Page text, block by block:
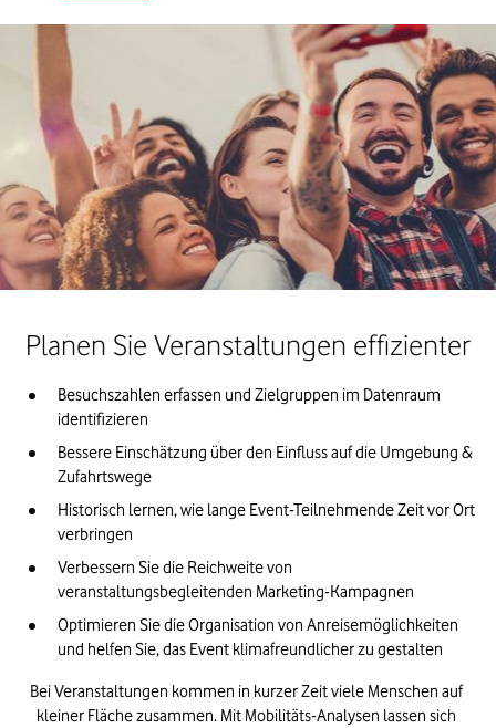
Planen Sie Veranstaltungen effizienter
Besuchszahlen erfassen und Zielgruppen im Datenraum
identifizieren
Bessere Einschätzung über den Einfluss auf die Umgebung &
Zufahrtswege
Historisch lernen, wie lange Event-Teilnehmende Zeit vor Ort
verbringen
veranstaltungsbegleitenden Marketing-Kampagnen
Optimieren Sie die
und helfen Sie, das Event klimafreundlicher zu gestalten
Bei Veranstaltungen kommen in kurzer Zeit viele Menschen auf
kleiner Fläche zusammen. Mit Mobilitäts-Analysen lassen sich